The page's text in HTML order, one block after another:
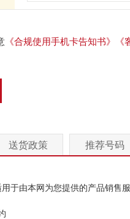
《合规使用手机卡告知书》
送货政策 推荐号码
于由本网为您提供的产品销售